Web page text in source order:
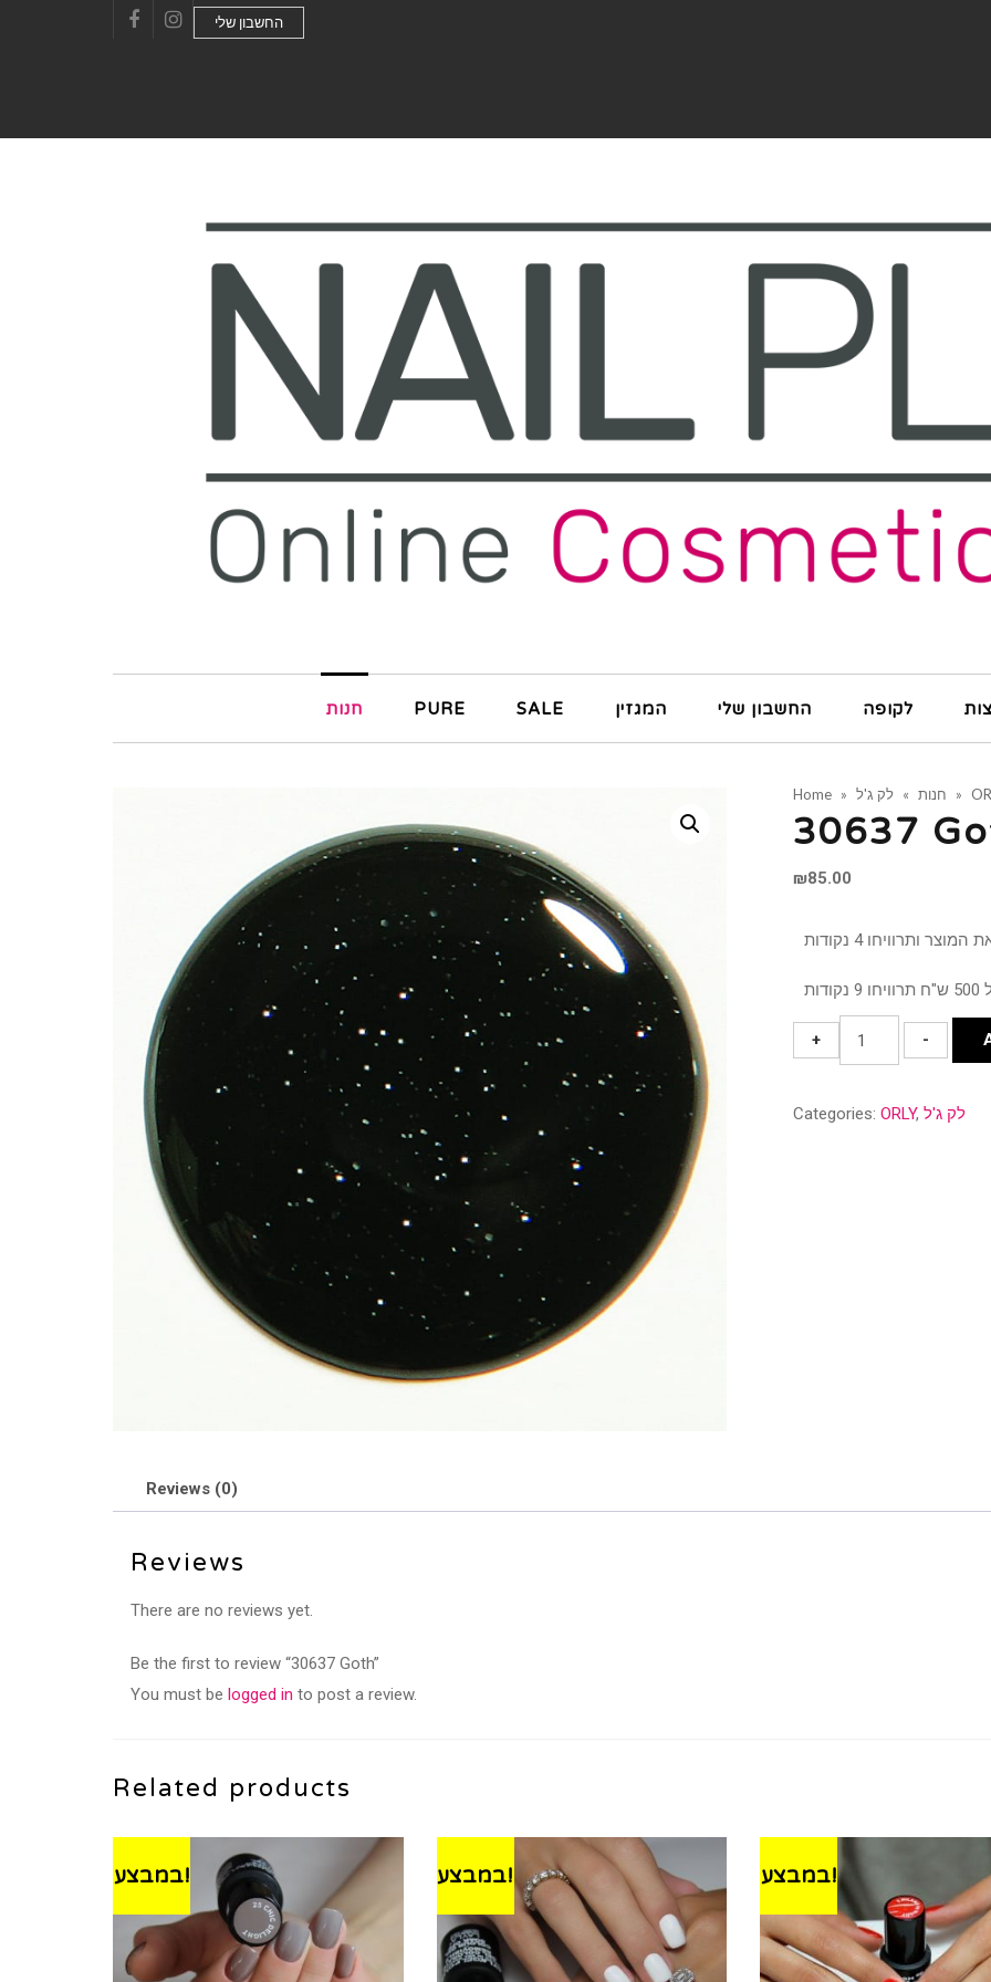
Instagram
החשבון שלי
חנות PURE SALE המגזין החשבון שלי לקופה
Home » חנות » לק ג'ל »
30637
₪85.00
+
30637
Goth
-
Categories: ORLY, לק ג'ל
Reviews (0)
Reviews
There are no reviews yet.
Be the first to review “30637 Goth”
You must be logged in to post a review.
Related products
במבצע! במבצע! במבצע!